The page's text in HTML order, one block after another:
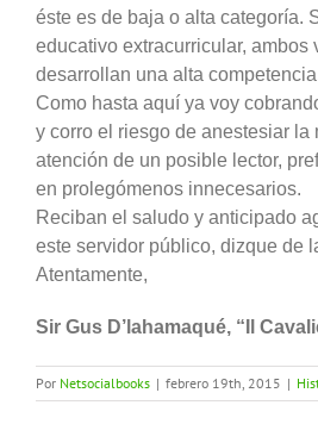
éste es de baja o alta categoría.
educativo extracurricular, ambos
desarrollan una alta
Como hasta aquí ya voy
y corro el riesgo de anestesiar la
atención de un posible lector,
en prolegómenos innecesarios.
Reciban el saludo y anticipado
este servidor público, dizque de
Atentamente,
Sir Gus D’lahamaqué, “Il
Por Netsocialbooks | febrero 19th, 2015 |